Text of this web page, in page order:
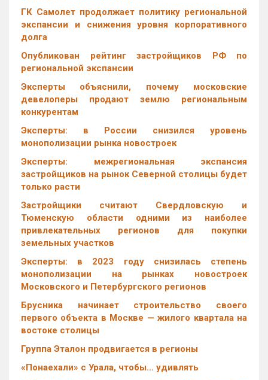
ГК Самолет продолжает политику региональной
экспансии и снижения уровня корпоративного
долга
Опубликован рейтинг застройщиков РФ по
региональной экспансии
Эксперты объяснили, почему московские
девелоперы продают землю региональным
конкурентам
Эксперты: в России снизился уровень
монополизации рынка новостроек
Эксперты: межрегиональная экспансия
застройщиков на рынок Северной столицы будет
только расти
Застройщики считают Свердловскую и
Тюменскую области одними из наиболее
привлекательных регионов для покупки
земельных участков
Эксперты: в 2023 году снизилась степень
монополизации на рынках новостроек
Московского и Петербургского регионов
Брусника начинает строительство своего
первого объекта в Москве — жилого квартала на
востоке столицы
Группа Эталон продвигается в регионы
«Понаехали» с Урала, чтобы… удивлять